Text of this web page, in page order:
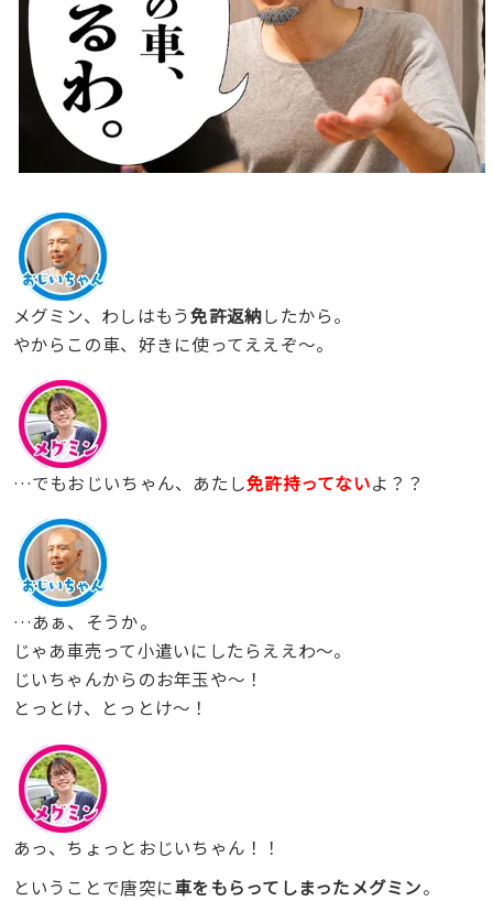
メグミン、わしはもう免許返納したから。
やからこの車、好きに使ってええぞ〜。
…でもおじいちゃん、あたし免許持ってないよ？？
…あぁ、そうか。
じゃあ車売って小遣いにしたらええわ〜。
じいちゃんからのお年玉や〜！
とっとけ、とっとけ〜！
あっ、ちょっとおじいちゃん！！
ということで唐突に車をもらってしまったメグミン。